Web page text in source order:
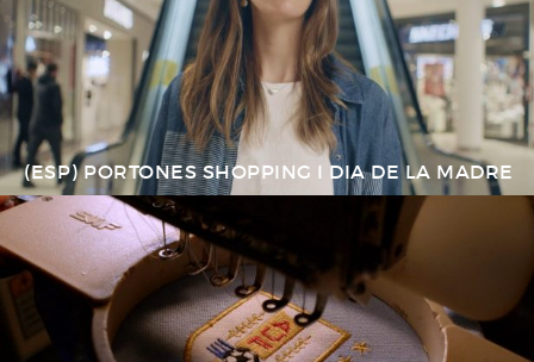
(ESP) PORTONES SHOPPING I DIA DE LA MADRE